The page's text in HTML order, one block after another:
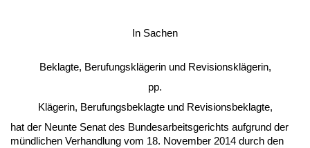
In Sa­chen
Be­klag­te, Be­ru­fungskläge­rin und Re­vi­si­onskläge­rin,
pp.
Kläge­rin, Be­ru­fungs­be­klag­te und Re­vi­si­ons­be­klag­te,
hat der Neun­te Se­nat des Bun­des­ar­beits­ge­richts auf­grund der
münd­li­chen Ver­hand­lung vom 18. No­vem­ber 2014 durch den